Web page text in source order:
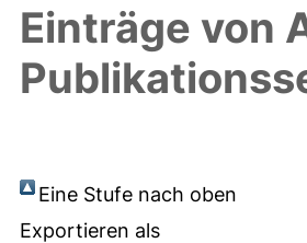
Einträge von
Eine Stufe nach oben
Exportieren als